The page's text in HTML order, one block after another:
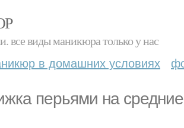
все виды маникюра только у нас
в домашних условиях
перьями на